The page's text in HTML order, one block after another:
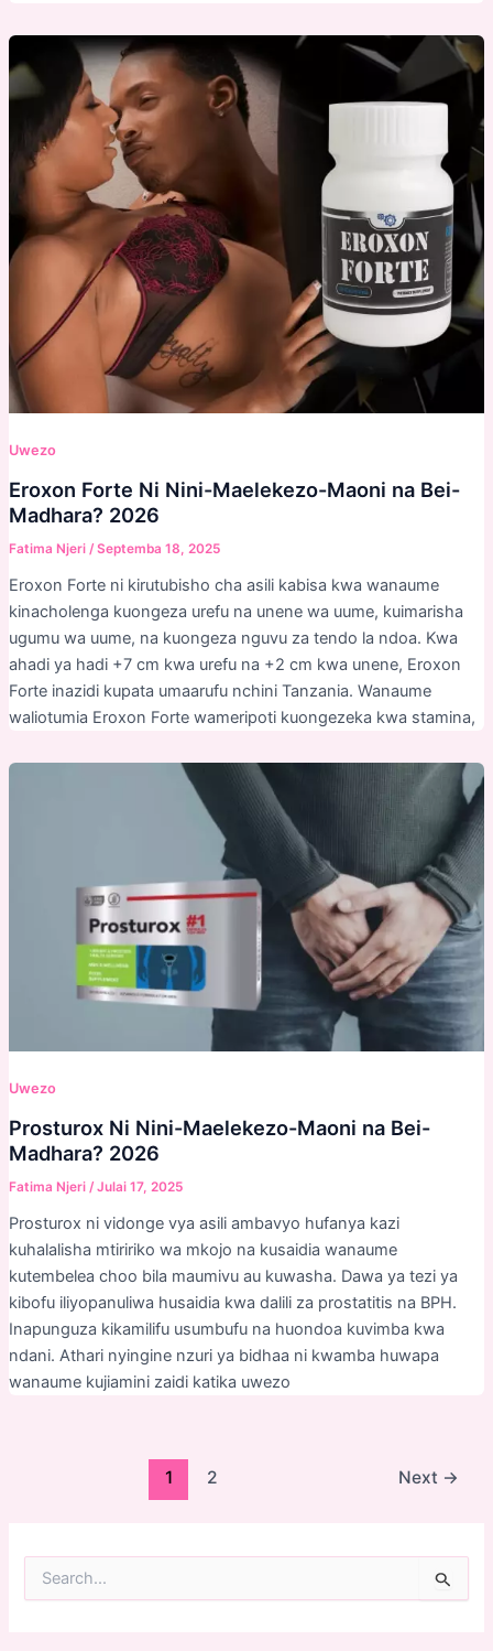
Uwezo
Eroxon Forte Ni Nini-Maelekezo-Maoni na Bei-
Madhara? 2026
Fatima Njeri /Septemba 18, 2025
Eroxon Forte ni kirutubisho cha asili kabisa kwa wanaume
kinacholenga kuongeza urefu na unene wa uume, kuimarisha
ugumu wa uume, na kuongeza nguvu za tendo la ndoa. Kwa
ahadi ya hadi +7 cm kwa urefu na +2 cm kwa unene, Eroxon
Forte inazidi kupata umaarufu nchini Tanzania. Wanaume
waliotumia Eroxon Forte wameripoti kuongezeka kwa stamina,
Uwezo
Prosturox Ni Nini-Maelekezo-Maoni na Bei-
Madhara? 2026
Fatima Njeri /Julai 17, 2025
Prosturox ni vidonge vya asili ambavyo hufanya kazi
kuhalalisha mtiririko wa mkojo na kusaidia wanaume
kutembelea choo bila maumivu au kuwasha. Dawa ya tezi ya
kibofu iliyopanuliwa husaidia kwa dalili za prostatitis na BPH.
Inapunguza kikamilifu usumbufu na huondoa kuvimba kwa
ndani. Athari nyingine nzuri ya bidhaa ni kwamba huwapa
wanaume kujiamini zaidi katika uwezo
1 2 Next →